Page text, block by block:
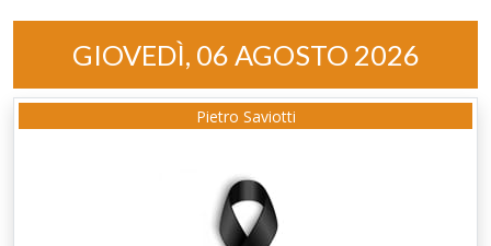
GIOVEDÌ, 06 AGOSTO 2026
Pietro Saviotti